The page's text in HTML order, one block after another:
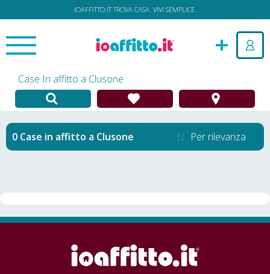
IOAFFITTO.IT TROVA CASA. VIVI SEMPLICE.
Case In affitto a Clusone
Case in affitto a Clusone Per rilevanza